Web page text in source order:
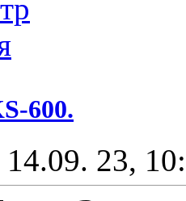
600.
14.09. 23,